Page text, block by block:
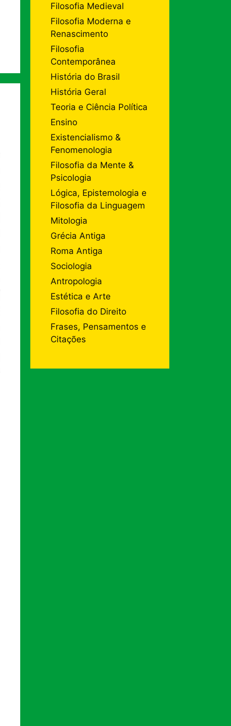
Filosofia Medieval
Filosofia Moderna e
Renascimento
Filosofia
Contemporânea
História do Brasil
História Geral
Teoria e Ciência Política
Ensino
Existencialismo &
Fenomenologia
Filosofia da Mente &
Psicologia
Lógica, Epistemologia e
Filosofia da Linguagem
Mitologia
Grécia Antiga
Roma Antiga
Sociologia
Antropologia
Estética e Arte
Filosofia do Direito
Frases, Pensamentos e
Citações